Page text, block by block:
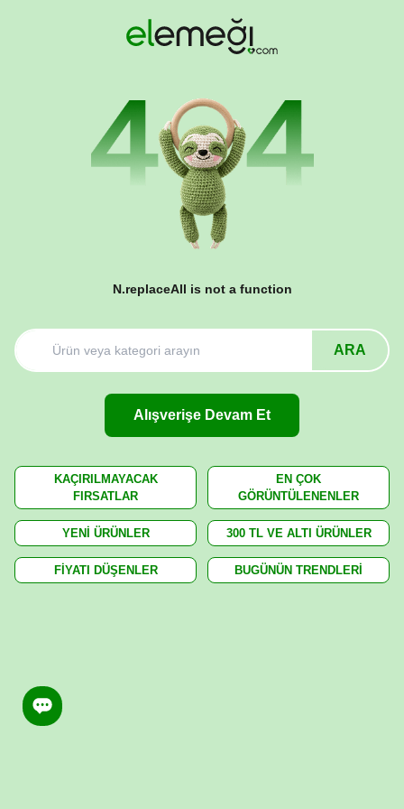
N.replaceAll is not a function
ARA
Alışverişe Devam Et
KAÇIRILMAYACAK
FIRSATLAR
EN ÇOK
GÖRÜNTÜLENENLER
YENİ ÜRÜNLER 300 TL VE ALTI ÜRÜNLER
FİYATI DÜŞENLER BUGÜNÜN TRENDLERİ